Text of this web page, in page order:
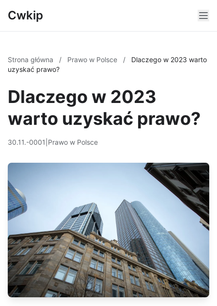
Cwkip
Strona główna / Prawo w Polsce /
Dlaczego w 2023 warto
uzyskać prawo?
Dlaczego w 2023
warto uzyskać prawo?
30.11.-0001 Prawo w Polsce